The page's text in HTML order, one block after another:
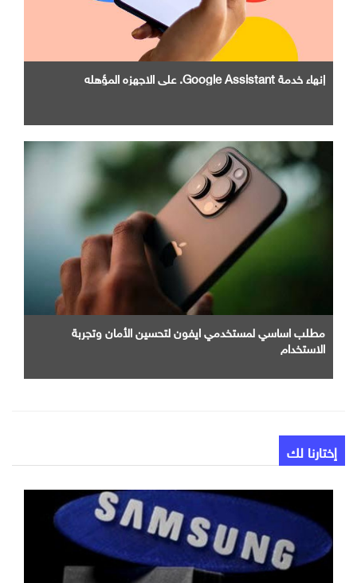
إنهاء خدمة Google Assistant. علي الاجهزه المؤهله
مطلب اساسي لمستخدمي ايفون لتحسين الأمان وتجربة
الاستخدام
إختارنا لك